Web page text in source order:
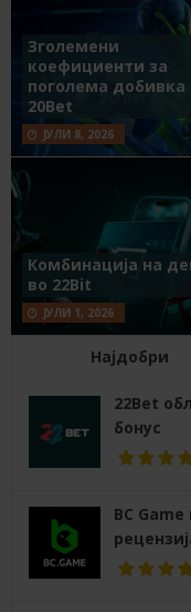
Зголемени
коефициенти за
поголема добивка
20Bet
ЈУЛИ 8, 2026
Комбинација на
во 22Bit
ЈУЛИ 1, 2026
Најдобри
22Bet
бонус
BC